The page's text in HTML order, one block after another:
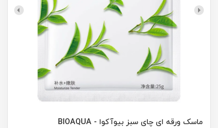
ماسک ورقه ای چای سبز بیوآکوا - BIOAQUA